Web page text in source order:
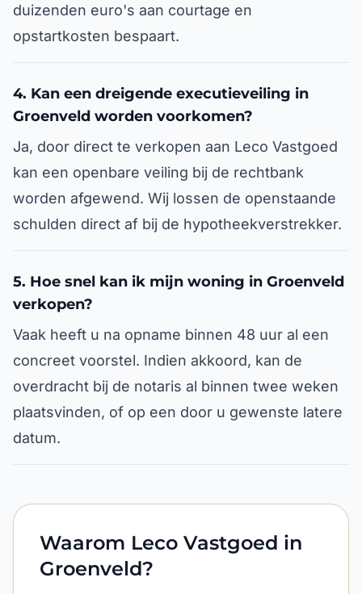
duizenden euro's aan courtage en
opstartkosten bespaart.
4. Kan een dreigende executieveiling in
Groenveld worden voorkomen?
Ja, door direct te verkopen aan Leco Vastgoed
kan een openbare veiling bij de rechtbank
worden afgewend. Wij lossen de openstaande
schulden direct af bij de hypotheekverstrekker.
5. Hoe snel kan ik mijn woning in Groenveld
verkopen?
Vaak heeft u na opname binnen 48 uur al een
concreet voorstel. Indien akkoord, kan de
overdracht bij de notaris al binnen twee weken
plaatsvinden, of op een door u gewenste latere
datum.
Waarom Leco Vastgoed in
Groenveld?